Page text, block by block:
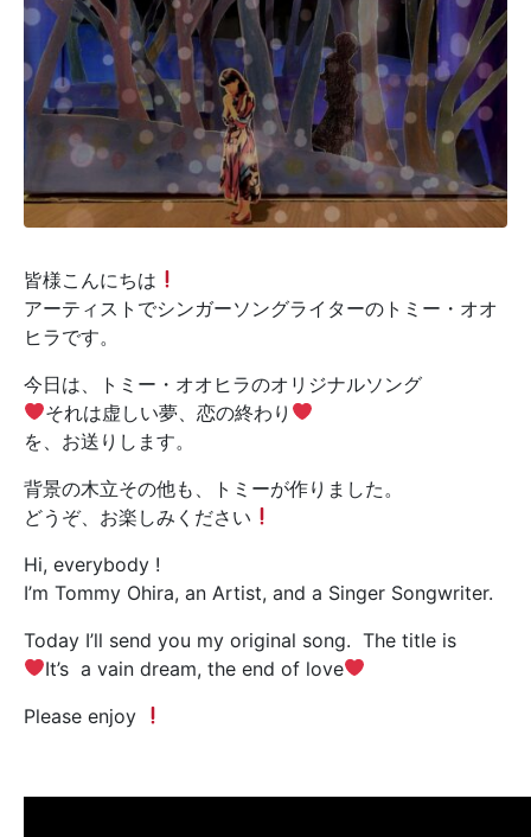
皆様こんにちは
アーティストでシンガーソングライターのトミー・オオ
ヒラです。
今日は、トミー・オオヒラのオリジナルソング
それは虚しい夢、恋の終わり
を、お送りします。
背景の木立その他も、トミーが作りました。
どうぞ、お楽しみください
Hi, everybody !
I’m Tommy Ohira, an Artist, and a Singer Songwriter.
Today I’ll send you my original song. The title is
It’s a vain dream, the end of love
Please enjoy